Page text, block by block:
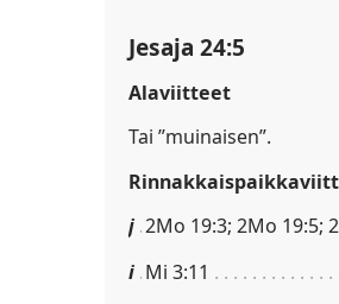
Jesaja 24:5
Alaviitteet
Tai ”muinaisen”.
j 2Mo 19:3; 2Mo 19:5;
i Mi 3:11